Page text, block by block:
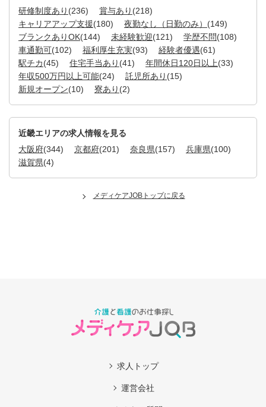
研修制度あり (236) 賞与あり (218)
キャリアアップ支援(180) 夜勤なし（日勤のみ） (149)
ブランクありOK(144) 未経験歓迎(121) 学歴不問(108)
車通勤可(102) 福利厚生充実(93) 経験者優遇(61)
駅チカ(45) 住宅手当あり (41) 年間休日120日以上(33)
年収500万円以上可能(24) 託児所あり (15)
新規オープン(10) 寮あり (2)
近畿エリアの求人情報を見る
大阪府(344) 京都府(201) 奈良県(157) 兵庫県(100)
滋賀県(4)
メディケアJOBトップに戻る
求人トップ
運営会社